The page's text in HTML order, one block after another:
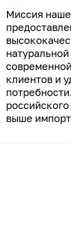
Миссия
клиентов и
выше